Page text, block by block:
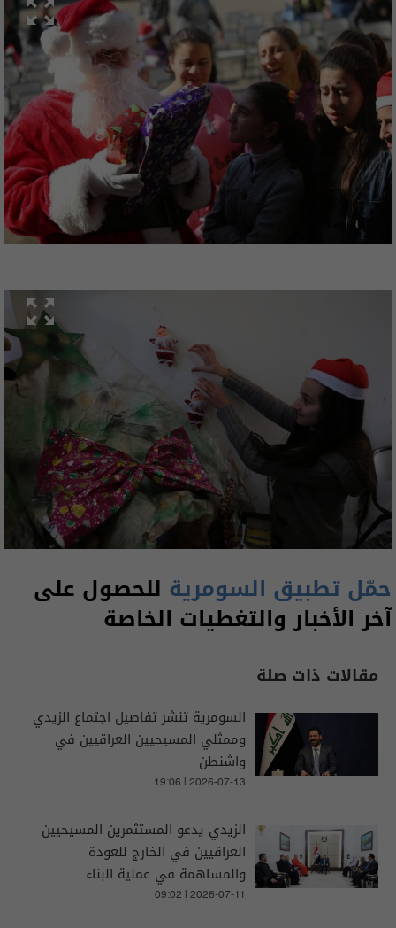
حمّل تطبيق السومرية للحصول على
آخر الأخبار والتغطيات الخاصة
مقالات ذات صلة
السومرية تنشر تفاصيل اجتماع الزيدي
وممثلي المسيحيين العراقيين في
واشنطن
19:06 | 2026-07-13
الزيدي يدعو المستثمرين المسيحيين
العراقيين في الخارج للعودة
والمساهمة في عملية البناء
09:02 | 2026-07-11